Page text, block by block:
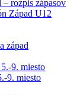
– rozpis zápasov
Západ U12
západ
9. miesto
9. miesto